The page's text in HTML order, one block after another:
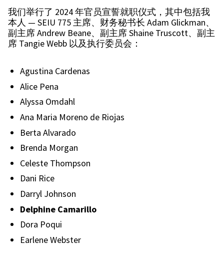
我们举行了 2024 年官员宣誓就职仪式，其中包括我
本人 — SEIU 775 主席、财务秘书长 Adam Glickman、
副主席 Andrew Beane、副主席 Shaine Truscott、副主
席 Tangie Webb 以及执行委员会：
Agustina Cardenas
Alice Pena
Alyssa Omdahl
Ana Maria Moreno de Riojas
Berta Alvarado
Brenda Morgan
Celeste Thompson
Dani Rice
Darryl Johnson
Delphine Camarillo
Dora Poqui
Earlene Webster